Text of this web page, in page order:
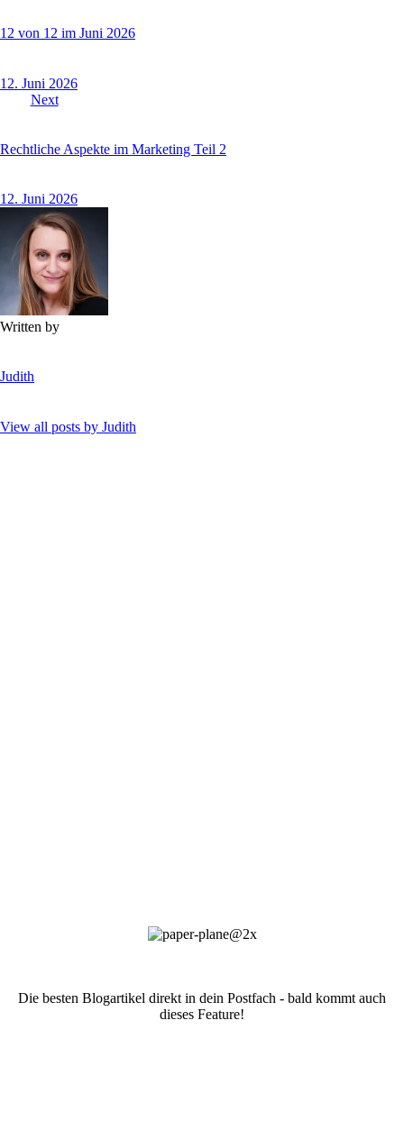
12 von 12 im Juni 2026
12. Juni 2026
Next
Rechtliche Aspekte im Marketing Teil 2
12. Juni 2026
Written by
Judith
View all posts by Judith
Die besten Blogartikel direkt in dein Postfach - bald kommt auch
dieses Feature!